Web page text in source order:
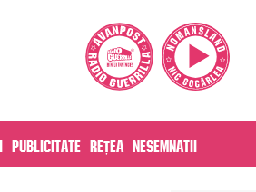
Publicitate Rețea Nesemnatii